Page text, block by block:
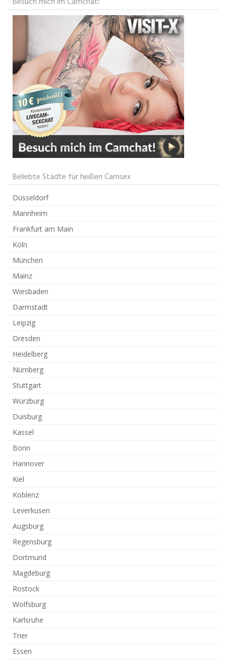
Beliebte Städte für heißen Camsex
Düsseldorf
Mannheim
Frankfurt am Main
Köln
München
Mainz
Wiesbaden
Darmstadt
Leipzig
Dresden
Heidelberg
Nürnberg
Stuttgart
Würzburg
Duisburg
Kassel
Bonn
Hannover
Kiel
Koblenz
Leverkusen
Augsburg
Regensburg
Dortmund
Magdeburg
Rostock
Wolfsburg
Karlsruhe
Trier
Essen